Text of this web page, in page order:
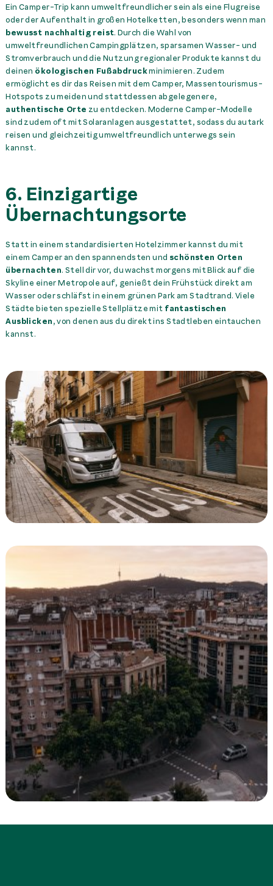
Ein Camper-Trip kann umweltfreundlicher sein als eine Flugreise
oder der Aufenthalt in großen Hotelketten, besonders wenn man
bewusst nachhaltig reist. Durch die Wahl von
umweltfreundlichen Campingplätzen, sparsamen Wasser- und
Stromverbrauch und die Nutzung regionaler Produkte kannst du
deinen ökologischen Fußabdruckminimieren. Zudem
ermöglicht es dir das Reisen mit dem Camper, Massentourismus-
Hotspots zu meiden und stattdessen abgelegenere,
authentische Orte zu entdecken. Moderne Camper-Modelle
sind zudem oft mit Solaranlagen ausgestattet, sodass du autark
reisen und gleichzeitig umweltfreundlich unterwegs sein
kannst.
6. Einzigartige
Übernachtungsorte
Statt in einem standardisierten Hotelzimmer kannst du mit
einem Camper an den spannendsten und schönsten Orten
übernachten. Stell dir vor, du wachst morgens mit Blick auf die
Skyline einer Metropole auf, genießt dein Frühstück direkt am
Wasser oder schläfst in einem grünen Park am Stadtrand. Viele
Städte bieten spezielle Stellplätze mit fantastischen
Ausblicken, von denen aus du direkt ins Stadtleben eintauchen
kannst.